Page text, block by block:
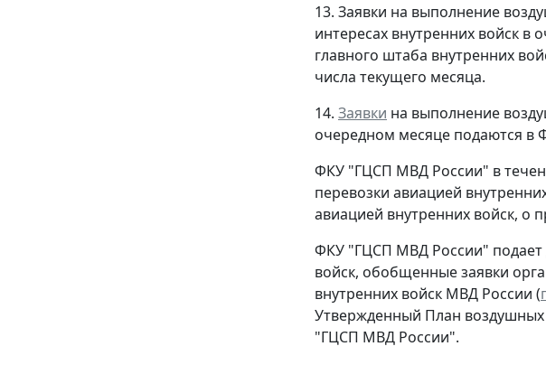
13. Заявки на выполнение
интересах внутренних войск
главного штаба внутренних
числа текущего месяца.
14. Заявки на выполнение
очередном месяце подаются в
ФКУ "ГЦСП МВД России" в
перевозки авиацией
авиацией внутренних войск, о
ФКУ "ГЦСП МВД России" подает
войск, обобщенные заявки
внутренних войск МВД России (
Утвержденный План воздушных
"ГЦСП МВД России".